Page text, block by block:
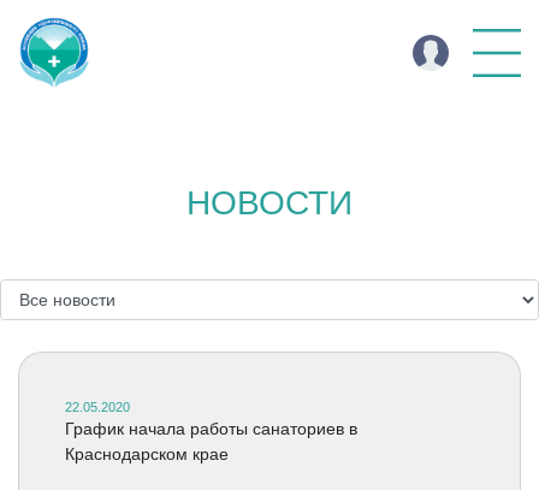
НОВОСТИ
22.05.2020
График начала работы санаториев в
Краснодарском крае